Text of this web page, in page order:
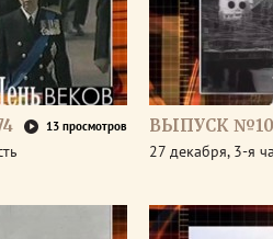
13 просмотров ВЫПУСК
27 декабря, 3-я